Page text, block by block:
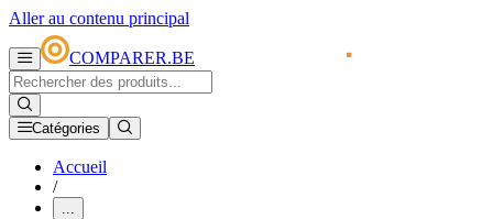
Aller au contenu principal
COMPARER.BE
Catégories
Accueil
/
...